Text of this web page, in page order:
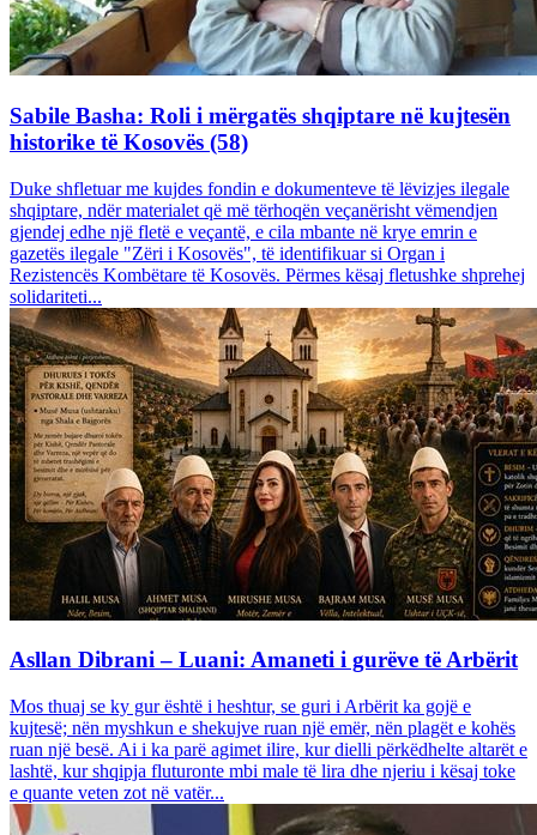
Sabile Basha: Roli i mërgatës shqiptare në kujtesën
historike të Kosovës (58)
Duke shfletuar me kujdes fondin e dokumenteve të lëvizjes ilegale
shqiptare, ndër materialet që më tërhoqën veçanërisht vëmendjen
gjendej edhe një fletë e veçantë, e cila mbante në krye emrin e
gazetës ilegale "Zëri i Kosovës", të identifikuar si Organ i
Rezistencës Kombëtare të Kosovës. Përmes kësaj fletushke shprehej
solidariteti...
Asllan Dibrani – Luani: Amaneti i gurëve të Arbërit
Mos thuaj se ky gur është i heshtur, se guri i Arbërit ka gojë e
kujtesë; nën myshkun e shekujve ruan një emër, nën plagët e kohës
ruan një besë. Ai i ka parë agimet ilire, kur dielli përkëdhelte altarët e
lashtë, kur shqipja fluturonte mbi male të lira dhe njeriu i kësaj toke
e quante veten zot në vatër...